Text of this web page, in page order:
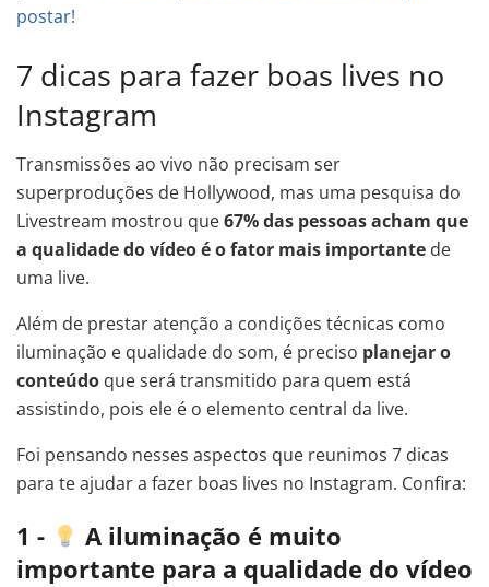
postar!
7 dicas para fazer boas lives no
Instagram
Transmissões ao vivo não precisam ser
superproduções de Hollywood, mas uma pesquisa do
Livestream mostrou que67% das pessoas acham que
a qualidade do vídeo é o fator mais importante de
uma live.
Além de prestar atenção a condições técnicas como
iluminação e qualidade do som, é preciso planejar o
conteúdo que será transmitido para quem está
assistindo, pois ele é o elemento central da live.
Foi pensando nesses aspectos que reunimos 7 dicas
para te ajudar a fazer boas lives no Instagram. Confira:
1 -
A iluminação é muito
importante para a qualidade do vídeo